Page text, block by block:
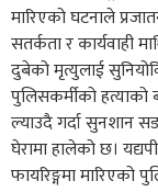
मारिएको घटनाले
सतर्कता र कार्यवाही
दुबेको मृत्युलाई
पुलिसकर्मीको
ल्याउदै गर्दा सुनशान
घेरामा हालेको छ।
फायरिङ्गमा मारिएको